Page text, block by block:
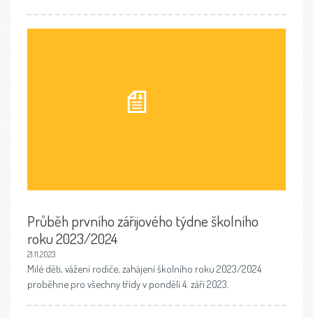
Průběh prvního zářijového týdne školního
roku 2023/2024
21.11.2023
Milé děti, vážení rodiče, zahájení školního roku 2023/2024
proběhne pro všechny třídy v pondělí 4. září 2023.